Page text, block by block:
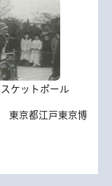
ケットボール
東京都江戸東京博